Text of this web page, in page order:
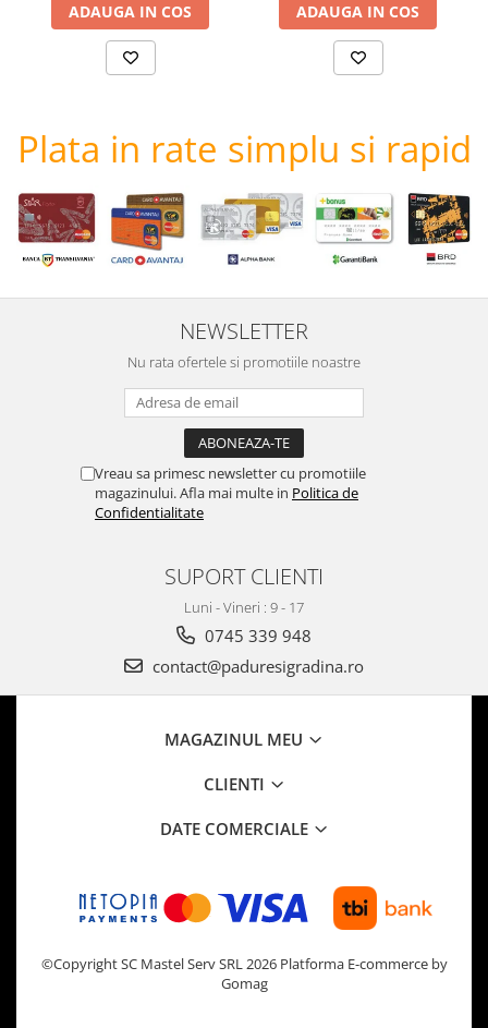
ADAUGA IN COS ADAUGA IN COS
Plata in rate simplu si rapid
NEWSLETTER
Nu rata ofertele si promotiile noastre
Vreau sa primesc newsletter cu promotiile
magazinului. Afla mai multe in Politica de
Confidentialitate
SUPORT CLIENTI
Luni - Vineri : 9 - 17
0745 339 948
contact@paduresigradina.ro
MAGAZINUL MEU
CLIENTI
DATE COMERCIALE
©Copyright SC Mastel Serv SRL 2026 Platforma E-commerce by
Gomag